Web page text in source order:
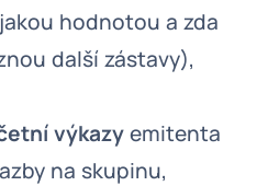
hodnotou a zda
další zástavy),
výkazyemitenta
na skupinu,